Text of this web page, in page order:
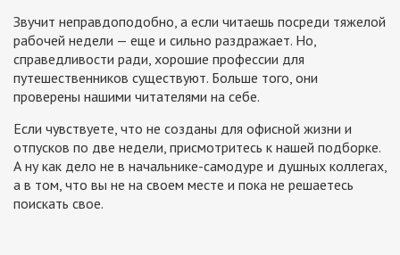
Звучит неправдоподобно, а если читаешь посреди тяжелой
рабочей недели — еще и сильно раздражает. Но,
справедливости ради, хорошие профессии для
путешественников существуют. Больше того, они
проверены нашими читателями на себе.
Если чувствуете, что не созданы для офисной жизни и
отпусков по две недели, присмотритесь к нашей подборке.
А ну как дело не в начальнике-самодуре и душных коллегах,
а в том, что вы не на своем месте и пока не решаетесь
поискать свое.